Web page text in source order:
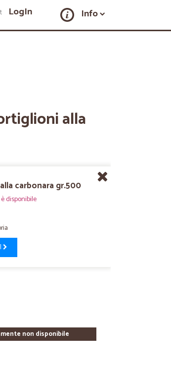
LogIn Info
alla
carbonara gr.500
disponibile
non disponibile